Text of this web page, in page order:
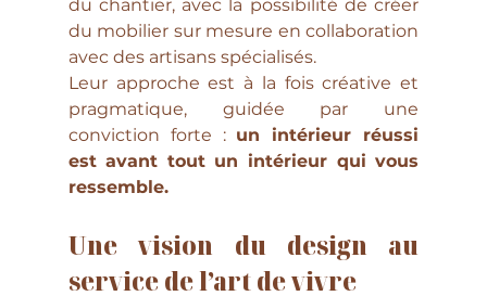
du chantier, avec la possibilité de créer
du mobilier sur mesure en collaboration
avec des artisans spécialisés.
Leur approche est à la fois créative et
pragmatique, guidée par une
conviction forte : un intérieur réussi
est avant tout un intérieur qui vous
ressemble.
Une vision du design au
service de l’art de vivre